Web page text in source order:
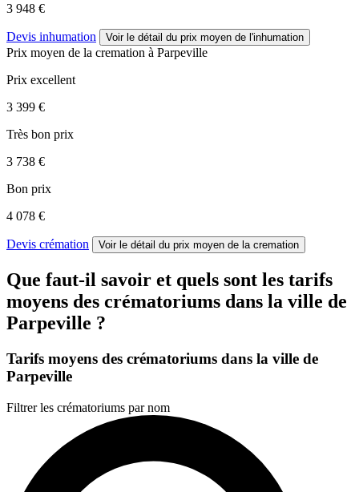
3 948 €
Devis inhumation Voir le détail du prix moyen de l'inhumation
Prix moyen de la cremation à Parpeville
Prix excellent
3 399 €
Très bon prix
3 738 €
Bon prix
4 078 €
Devis crémation Voir le détail du prix moyen de la cremation
Que faut-il savoir et quels sont les tarifs
moyens des crématoriums dans la ville de
Parpeville ?
Tarifs moyens des crématoriums dans la ville de
Parpeville
Filtrer les crématoriums par nom